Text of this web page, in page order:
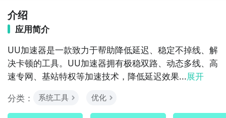
介绍
应用简介
UU加速器是一款致力于帮助降低延迟、稳定不掉线、解
决卡顿的工具。UU加速器拥有极稳双路、动态多线、高
速专网、基站特权等加速技术，降低延迟效果...展开
分类：
系统工具 优化